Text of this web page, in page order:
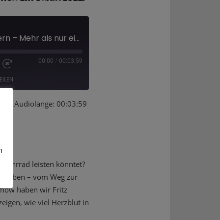
Freiheit auf zwei Rädern – Mehr als nur ein Drahtesel!
00:00 / 00:03:59
Audiolänge: 00:03:59
leisten könntet?
Leben – vom Weg zur
haben wir Fritz
wie viel Herzblut in